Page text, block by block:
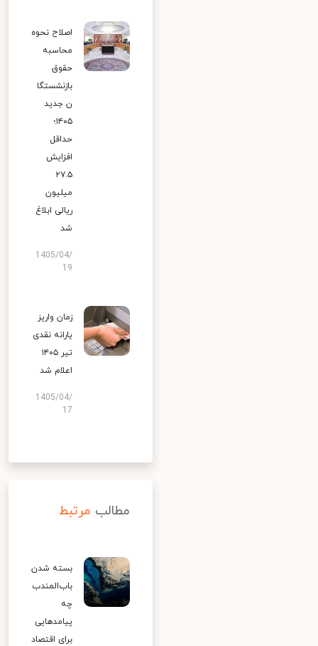
اصلاح نحوه
محاسبه
حقوق
بازنشستگا
ن جدید
۱۴۰۵؛
حداقل
افزایش
۲۷.۵
میلیون
ریالی ابلاغ
شد
1405/04/
19
زمان واریز
یارانه نقدی
تیر ۱۴۰۵
اعلام شد
1405/04/
17
مطالب مرتبط
بسته شدن
باب‌المندب
چه
پیامدهایی
برای اقتصاد